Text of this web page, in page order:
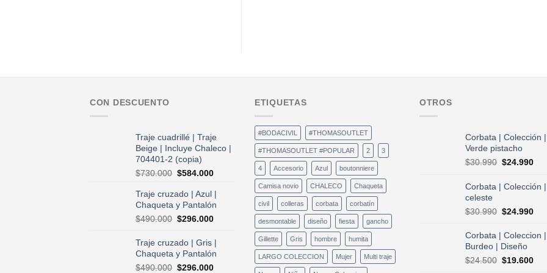
CON DESCUENTO
Traje cuadrillé | Traje
Beige | Incluye Chaleco |
704401-2 (copia)
$730.000 El
original
era:
$730.000.
$584.000El
actual
es:
$584.000.
Traje cruzado | Azul |
Chaqueta y Pantalón
$490.000 El
original
era:
$490.000.
$296.000El
actual
es:
Traje cruzado | Gris |
Chaqueta y Pantalón
$490.000 El
$296.000El
ETIQUETAS
#BODACIVIL #THOMASOUTLET
#THOMASOUTLET #POPULAR 2 3
4 Accesorio Azul boutonniere
Camisa novio CHALECO Chaqueta
civil colleras corbata corbatín
desmontable diseño fiesta gancho
Gillette Gris hombre humita
LARGO COLECCION Mujer Multi traje
OTROS
Corbata | Colección |
Verde pistacho
$30.990 El
original
$24.990El
es:
Corbata | Colección
celeste
$30.990 El
original
era:
$30.990.
$24.990El
es:
Corbata | Coleccion |
Burdeo | Diseño
$24.500 El
$19.600El